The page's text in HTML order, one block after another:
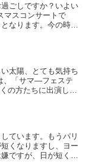
ごしですか？いよい
マスコンサートで
なります。今の時期
太陽、とても気持ち
、「サマ―フェステ
の方たちに出演して
ています。もうパリ
くなりますし、ヨー
ですが、日が短くな